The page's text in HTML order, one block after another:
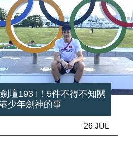
壇193｣！5件不得不知關
少年劍神的事
26 JUL